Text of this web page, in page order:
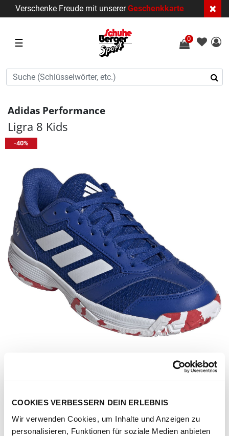
COOKIES VERBESSERN DEIN ERLEBNIS
Wir verwenden Cookies, um Inhalte und Anzeigen zu
personalisieren, Funktionen für soziale Medien anbieten
Verschenke Freude mit unsererGeschenkkarte ×
☰ 0
Adidas Performance
Ligra 8 Kids
-40%